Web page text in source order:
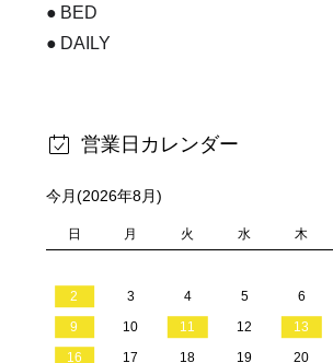
BED
DAILY
営業日カレンダー
今月(2026年8月)
日 月 火 水 木
2
3 4 5 6
9
10 11 12 13
16
17 18 19 20